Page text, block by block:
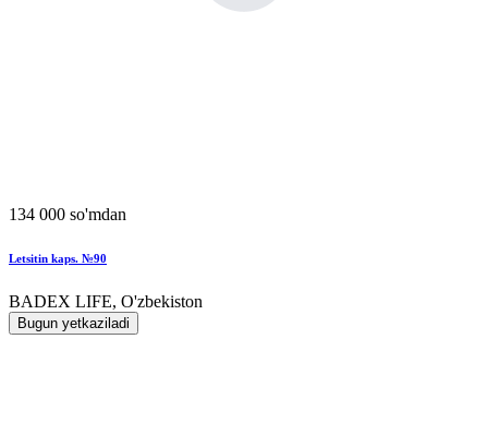
134 000 so'mdan
Letsitin kaps. №90
BADEX LIFE, O'zbekiston
Bugun yetkaziladi